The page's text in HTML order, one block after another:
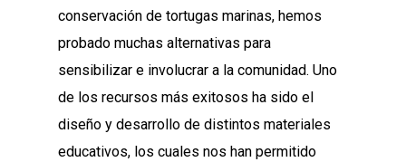
conservación de tortugas marinas, hemos
probado muchas alternativas para
sensibilizar e involucrar a la comunidad. Uno
de los recursos más exitosos ha sido el
diseño y desarrollo de distintos materiales
educativos, los cuales nos han permitido